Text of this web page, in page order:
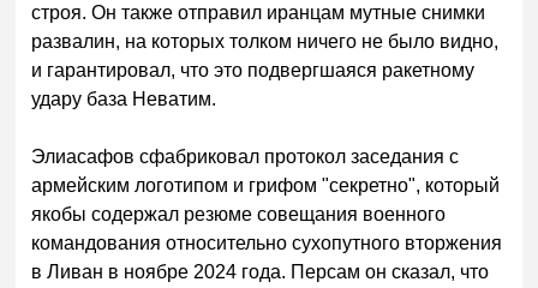
строя. Он также отправил иранцам мутные снимки
развалин, на которых толком ничего не было видно,
и гарантировал, что это подвергшаяся ракетному
удару база Неватим.
Элиасафов сфабриковал протокол заседания с
армейским логотипом и грифом "секретно", который
якобы содержал резюме совещания военного
командования относительно сухопутного вторжения
в Ливан в ноябре 2024 года. Персам он сказал, что